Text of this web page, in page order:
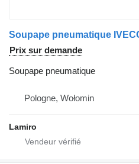
Prix sur demande
Soupape pneumatique
Pologne, Wołomin
Lamiro